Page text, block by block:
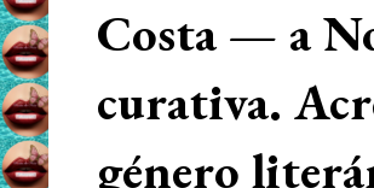
Costa — a
curativa.
género